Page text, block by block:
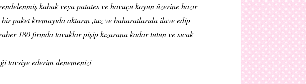
kabak veya patates ve havuçu koyun üzerine hazır
paket kremayıda aktarın ,tuz ve baharatlarıda ilave edip
180 fırında tavuklar pişip kızarana kadar tutun ve sıcak
tavsiye ederim denemenizi